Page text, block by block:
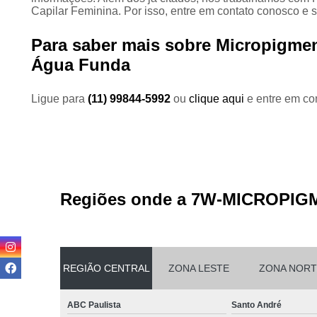
Capilar Feminina. Por isso, entre em contato conosco e
Para saber mais sobre
Água Funda
Ligue para (11) 99844-5992 ou clique aqui e entre em
Regiões onde a 7W-
REGIÃO CENTRAL ZONA LESTE ZONA
ABC Paulista Santo André